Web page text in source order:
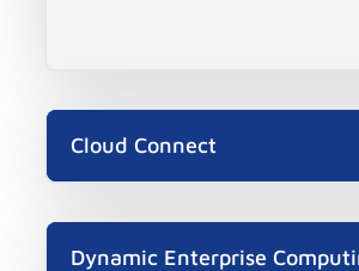
Cloud Connect
Dynamic Enterprise